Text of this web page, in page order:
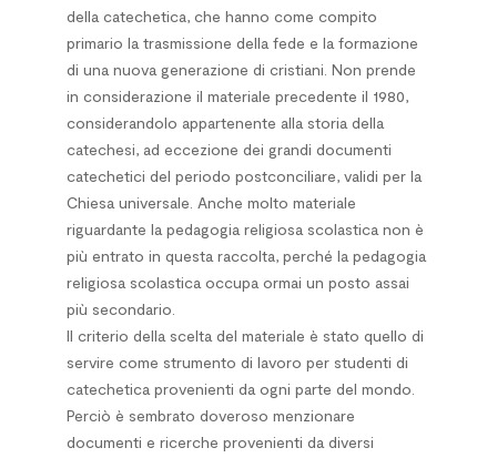
della catechetica, che hanno come compito
primario la trasmissione della fede e la formazione
di una nuova generazione di cristiani. Non prende
in considerazione il materiale precedente il 1980,
considerandolo appartenente alla storia della
catechesi, ad eccezione dei grandi documenti
catechetici del periodo postconciliare, validi per la
Chiesa universale. Anche molto materiale
riguardante la pedagogia religiosa scolastica non è
più entrato in questa raccolta, perché la pedagogia
religiosa scolastica occupa ormai un posto assai
più secondario.
Il criterio della scelta del materiale è stato quello di
servire come strumento di lavoro per studenti di
catechetica provenienti da ogni parte del mondo.
Perciò è sembrato doveroso menzionare
documenti e ricerche provenienti da diversi